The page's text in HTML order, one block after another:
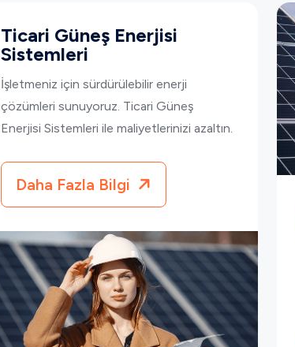
Ticari Güneş Enerjisi
Sistemleri
İşletmeniz için sürdürülebilir enerji
çözümleri sunuyoruz. Ticari Güneş
Enerjisi Sistemleri ile maliyetlerinizi azaltın.
Daha Fazla Bilgi